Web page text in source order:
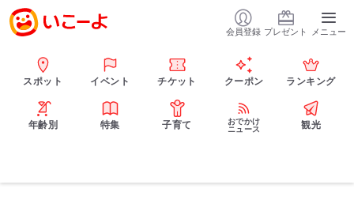
会員登録 プレゼント メニュー
スポット イベント チケット クーポン ランキング
年齢別 特集 子育て
おでかけ
ニュース
観光